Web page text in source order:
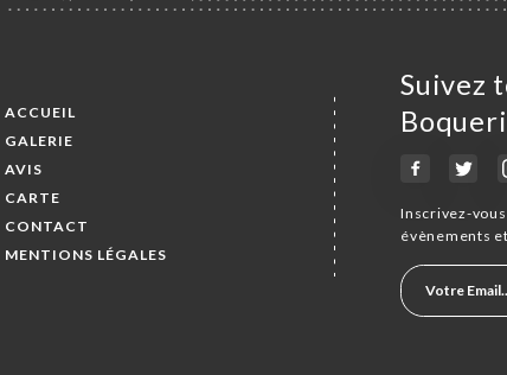
ACCUEIL
GALERIE
AVIS
CARTE
CONTACT
MENTIONS LÉGALES
Suivez
Inscrivez-
évènements